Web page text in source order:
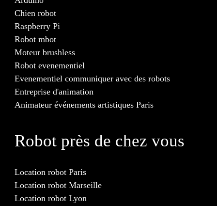
Chien robot
Raspberry Pi
Robot mbot
Moteur brushless
Robot evenementiel
Evenementiel communiquer avec des robots
Entreprise d'animation
Animateur événements artistiques Paris
Robot près de chez vous
Location robot Paris
Location robot Marseille
Location robot Lyon